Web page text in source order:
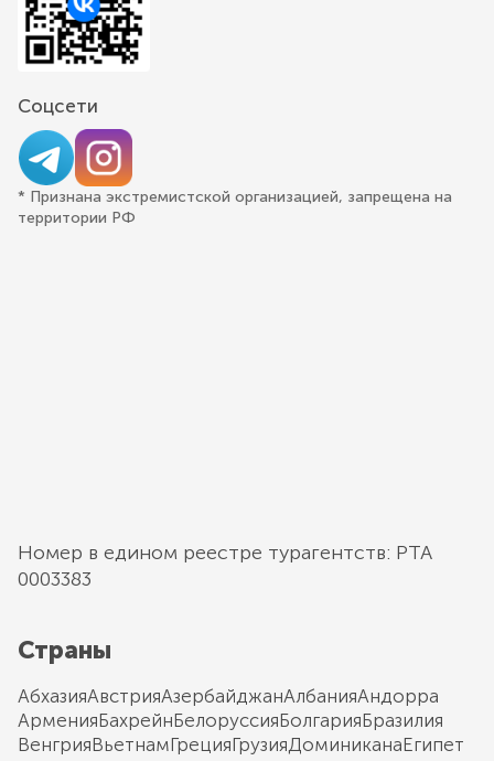
Соцсети
* Признана экстремистской организацией, запрещена на
территории РФ
Номер в едином реестре турагентств: РТА
0003383
Страны
АбхазияАвстрияАзербайджанАлбанияАндорра
АрменияБахрейнБелоруссияБолгарияБразилия
ВенгрияВьетнамГрецияГрузияДоминиканаЕгипет